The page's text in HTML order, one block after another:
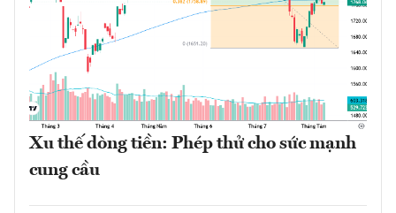
Xu thế dòng tiền: Phép thử cho sức mạnh
cung cầu